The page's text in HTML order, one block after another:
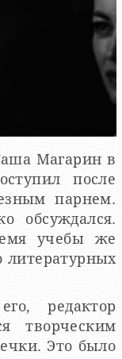
после
парнем.
обсуждался.
учебы же
литературных
творческим
Это было